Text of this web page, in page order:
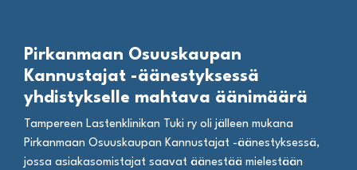
Pirkanmaan Osuuskaupan
Kannustajat -äänestyksessä
yhdistykselle mahtava äänimäärä
Tampereen Lastenklinikan Tuki ry oli jälleen mukana
Pirkanmaan Osuuskaupan Kannustajat -äänestyksessä,
jossa asiakasomistajat saavat äänestää mielestään